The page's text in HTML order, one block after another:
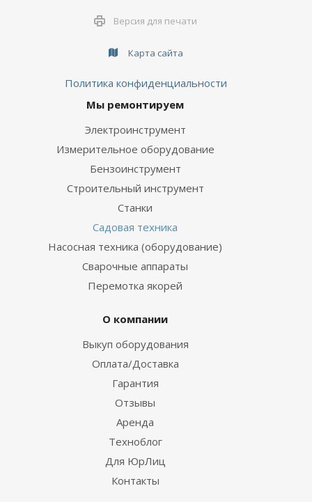
Версия для печати
Карта сайта
Политика конфиденциальности
Мы ремонтируем
Электроинструмент
Измерительное оборудование
Бензоинструмент
Строительный инструмент
Станки
Садовая техника
Насосная техника (оборудование)
Сварочные аппараты
Перемотка якорей
О компании
Выкуп оборудования
Оплата/Доставка
Гарантия
Отзывы
Аренда
Техноблог
Для ЮрЛиц
Контакты